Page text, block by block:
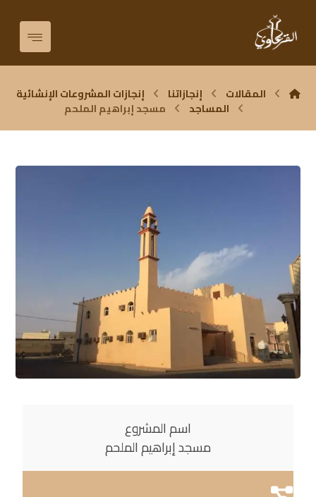
المقالات إنجازاتنا
إنجازات المشروعات الإنشائية
المساجد
مسجد إبراهيم الملحم
اسم المشروع
مسجد إبراهيم الملحم